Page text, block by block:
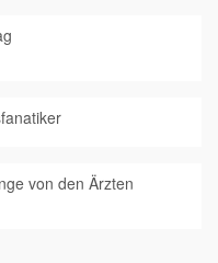
von den Ärzten